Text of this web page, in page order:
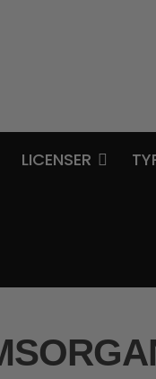
LICENSER